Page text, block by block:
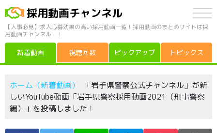
採用動画チャンネル
【人事必見】求人応募効果の高い採用動画一覧！採用動画のまとめサイトは採
用動画チャンネル！！
新着動画 視聴回数 ピックアップ トピックス
ホーム（新着動画）
「岩手県警察公式チャンネル」が新
しいYouTube動画「岩手県警察採用動画2021（刑事警察
編）」を投稿しました！